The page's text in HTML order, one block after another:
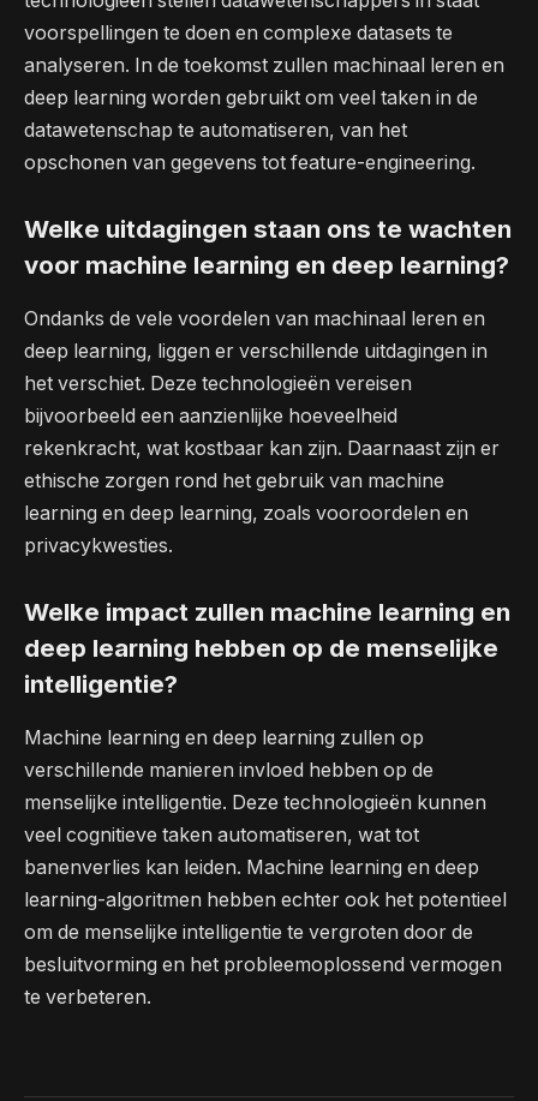
voorspellingen te doen en complexe datasets te
analyseren. In de toekomst zullen machinaal leren en
deep learning worden gebruikt om veel taken in de
datawetenschap te automatiseren, van het
opschonen van gegevens tot feature-engineering.
Welke uitdagingen staan ​​ons te wachten
voor machine learning en deep learning?
Ondanks de vele voordelen van machinaal leren en
deep learning, liggen er verschillende uitdagingen in
het verschiet. Deze technologieën vereisen
bijvoorbeeld een aanzienlijke hoeveelheid
rekenkracht, wat kostbaar kan zijn. Daarnaast zijn er
ethische zorgen rond het gebruik van machine
learning en deep learning, zoals vooroordelen en
privacykwesties.
Welke impact zullen machine learning en
deep learning hebben op de menselijke
intelligentie?
Machine learning en deep learning zullen op
verschillende manieren invloed hebben op de
menselijke intelligentie. Deze technologieën kunnen
veel cognitieve taken automatiseren, wat tot
banenverlies kan leiden. Machine learning en deep
learning-algoritmen hebben echter ook het potentieel
om de menselijke intelligentie te vergroten door de
besluitvorming en het probleemoplossend vermogen
te verbeteren.